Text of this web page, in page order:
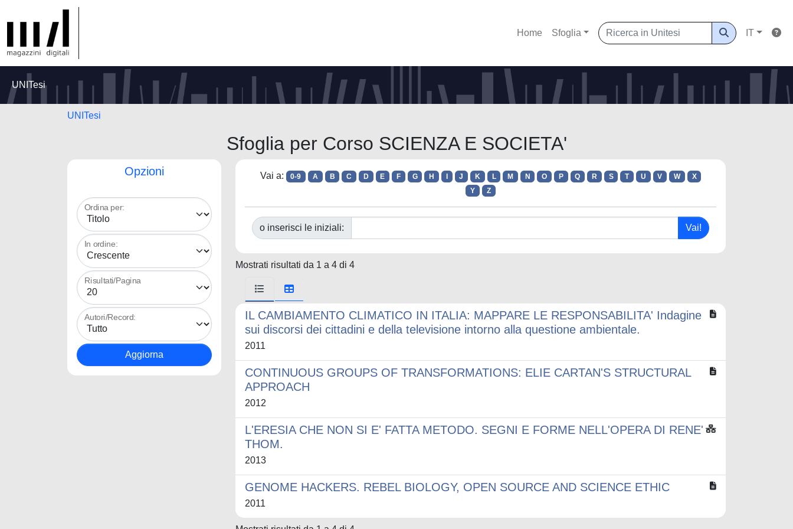
Home Sfoglia IT
UNITesi
UNITesi
Sfoglia per Corso SCIENZA E SOCIETA'
Opzioni
Ordina per:
In ordine:
Risultati/Pagina
Autori/Record:
Vai a: 0-9 A B C D E F G H J K L M N O P Q R S T U V W
X
Y
Z
o inserisci le iniziali:
Mostrati risultati da 1 a 4 di 4
IL CAMBIAMENTO CLIMATICO IN ITALIA: MAPPARE LE RESPONSABILITA' Indagine
sui discorsi dei cittadini e della televisione intorno alla questione ambientale.
2011
CONTINUOUS GROUPS OF TRANSFORMATIONS: ELIE CARTAN'S STRUCTURAL
APPROACH
2012
L'ERESIA CHE NON SI E' FATTA METODO. SEGNI E FORME NELL'OPERA DI RENE'
THOM.
2013
GENOME HACKERS. REBEL BIOLOGY, OPEN SOURCE AND SCIENCE ETHIC
2011